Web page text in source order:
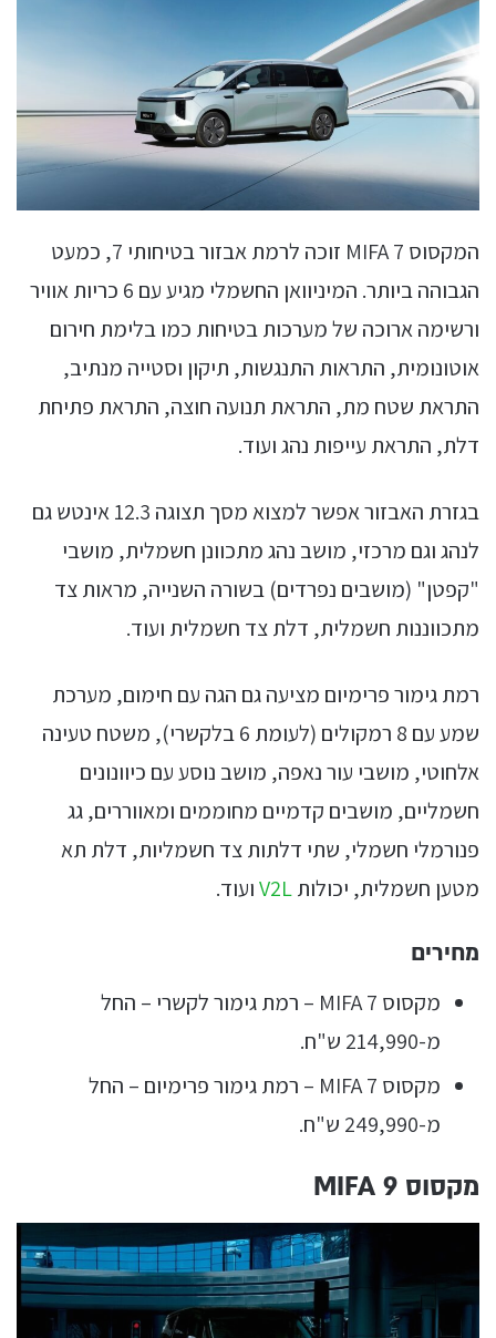
המקסוס MIFA 7 זוכה לרמת אבזור בטיחותי 7, כמעט
הגבוהה ביותר. המיניוואן החשמלי מגיע עם 6 כריות אוויר
ורשימה ארוכה של מערכות בטיחות כמו בלימת חירום
אוטונומית, התראות התנגשות, תיקון וסטייה מנתיב,
התראת שטח מת, התראת תנועה חוצה, התראת פתיחת
דלת, התראת עייפות נהג ועוד.
בגזרת האבזור אפשר למצוא מסך תצוגה 12.3 אינטש גם
לנהג וגם מרכזי, מושב נהג מתכוונן חשמלית, מושבי
"קפטן" (מושבים נפרדים) בשורה השנייה, מראות צד
מתכווננות חשמלית, דלת צד חשמלית ועוד.
רמת גימור פרימיום מציעה גם הגה עם חימום, מערכת
שמע עם 8 רמקולים (לעומת 6 בלקשרי), משטח טעינה
אלחוטי, מושבי עור נאפה, מושב נוסע עם כיוונונים
חשמליים, מושבים קדמיים מחוממים ומאווררים, גג
פנורמלי חשמלי, שתי דלתות צד חשמליות, דלת תא
מטען חשמלית, יכולותV2Lועוד.
מחירים
מקסוס MIFA 7 – רמת גימור לקשרי – החל
מ-214,990 ש"ח.
מקסוס MIFA 7 – רמת גימור פרימיום – החל
מ-249,990 ש"ח.
מקסוס MIFA 9